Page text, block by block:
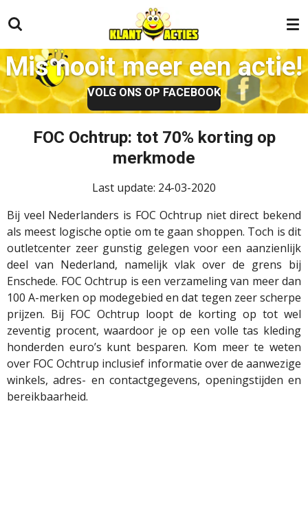
direct
naar
de
hoofdinhoud
Mis nooit meer een actie!
VOLG ONS OP FACEBOOK
FOC Ochtrup: tot 70% korting op
merkmode
Last update: 24-03-2020
Bij veel Nederlanders is FOC Ochtrup niet direct bekend
als meest logische optie om te gaan shoppen. Toch is dit
outletcenter zeer gunstig gelegen voor een aanzienlijk
deel van Nederland, namelijk vlak over de grens bij
Enschede. FOC Ochtrup is een verzameling van meer dan
100 A-merken op modegebied en dat tegen zeer scherpe
prijzen. Bij FOC Ochtrup loopt de korting op tot wel
zeventig procent, waardoor je op een volle tas kleding
honderden euro’s kunt besparen. Kom meer te weten
over FOC Ochtrup inclusief informatie over de aanwezige
winkels, adres- en contactgegevens, openingstijden en
bereikbaarheid.